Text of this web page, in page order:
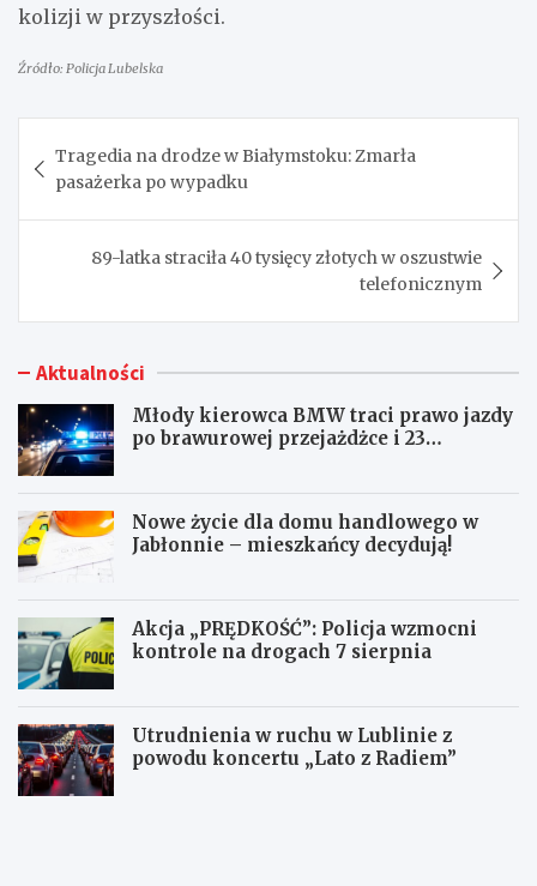
kolizji w przyszłości.
Źródło: Policja Lubelska
wpisu
Tragedia na drodze w Białymstoku: Zmarła
pasażerka po wypadku
89-latka straciła 40 tysięcy złotych w oszustwie
telefonicznym
Aktualności
Młody kierowca BMW traci prawo jazdy
po brawurowej przejażdżce i 23
Nowe życie dla domu handlowego w
Jabłonnie – mieszkańcy decydują!
Akcja „PRĘDKOŚĆ”: Policja wzmocni
kontrole na drogach 7 sierpnia
Utrudnienia w ruchu w Lublinie z
powodu koncertu „Lato z Radiem”
M
N